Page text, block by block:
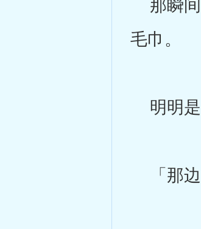
毛巾。
明明是
「那边